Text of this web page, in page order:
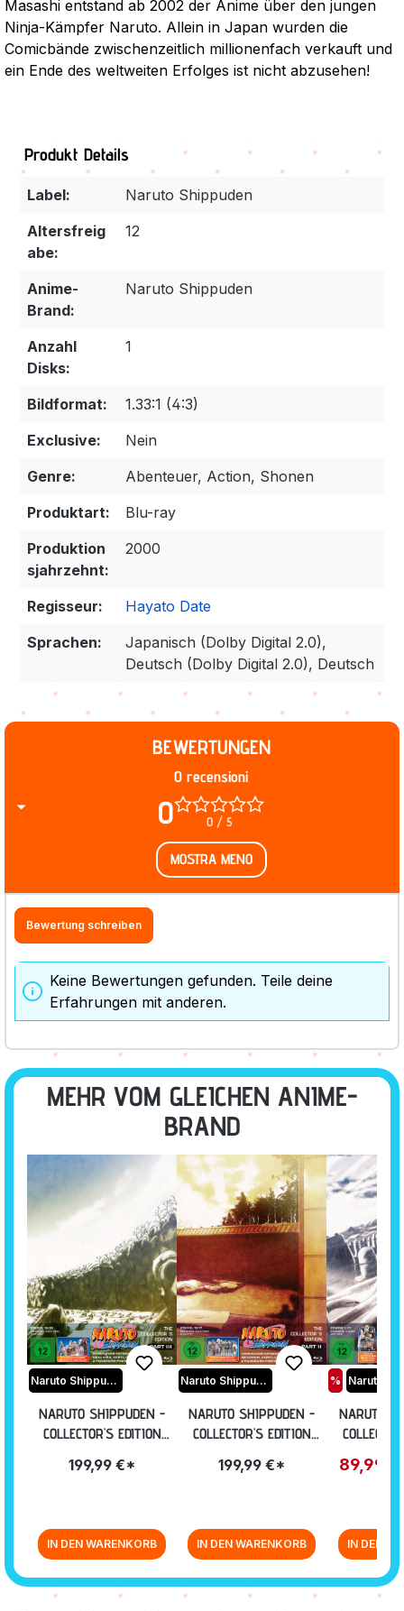
Masashi entstand ab 2002 der Anime über den jungen
Ninja-Kämpfer Naruto. Allein in Japan wurden die
Comicbände zwischenzeitlich millionenfach verkauft und
ein Ende des weltweiten Erfolges ist nicht abzusehen!
Produkt Details
Label:
Naruto Shippuden
Altersfreig
abe:
12
Anime-
Brand:
Naruto Shippuden
Anzahl
Disks:
1
Bildformat:
1.33:1 (4:3)
Exclusive:
Nein
Genre:
Abenteuer, Action, Shonen
Produktart:
Blu-ray
Produktion
sjahrzehnt:
2000
Regisseur:
Hayato Date
Sprachen:
Japanisch (Dolby Digital 2.0),
Deutsch (Dolby Digital 2.0), Deutsch
BEWERTUNGEN
0 0 / 5
0 recensioni
MOSTRA MENO
Bewertung schreiben
Keine Bewertungen gefunden. Teile deine
Erfahrungen mit anderen.
MEHR VOM GLEICHEN ANIME-
BRAND
Naruto Shippuden
NARUTO SHIPPUDEN -
COLLECTOR'S EDITION
199,99 €*
IN DEN WARENKORB
Naruto Shippuden
NARUTO SHIPPUDEN -
COLLECTOR'S EDITION
199,99 €*
IN DEN WARENKORB
%
NARUTO
89,99
IN DEN
Zurück zur Vor-/Zurück-Navigation